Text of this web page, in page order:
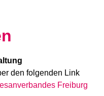
den folgenden Link
Freiburg